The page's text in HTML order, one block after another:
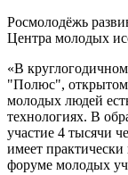
Росмолодёжь
Центра молодых
«В
"Полюс", открытом
молодых людей
технологиях. В
участие 4 тысячи
имеет
форуме молодых